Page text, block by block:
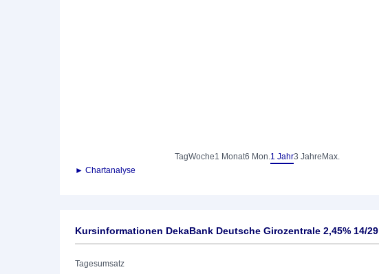
TagWoche1 Monat6 Mon.1 Jahr3 Jahre Max.
► Chartanalyse
Kursinformationen DekaBank Deutsche Girozentrale 2,45% 14/29
Tagesumsatz